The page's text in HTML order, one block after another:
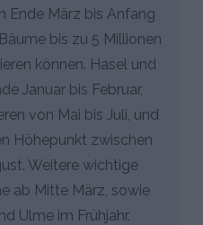
Ende März bis Anfang
bis zu 5 Millionen
können. Hasel und
Januar bis Februar,
von Mai bis Juli, und
Höhepunkt zwischen
Weitere wichtige
ab Mitte März, sowie
Ulme im Frühjahr.